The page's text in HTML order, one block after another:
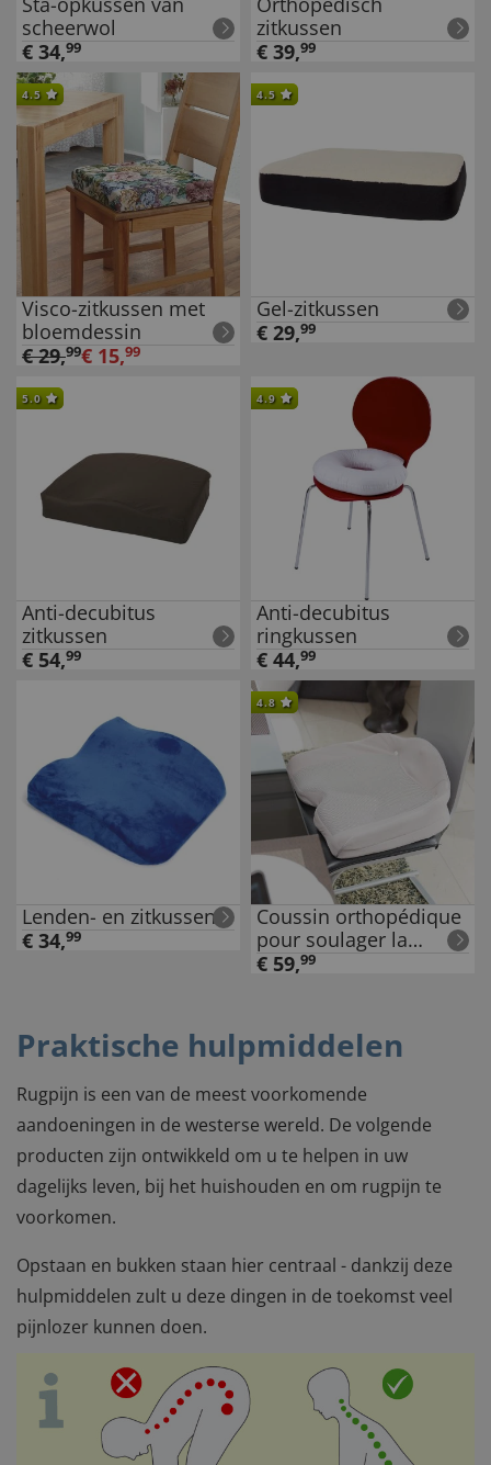
scheerwol
€ 34,99
zitkussen
€ 39,99
4.5
Visco-zitkussen met
bloemdessin
€29,99€ 15,99
4.5
Gel-zitkussen
€ 29,99
5.0
Anti-decubitus
zitkussen
€ 54,99
4.9
Anti-decubitus
ringkussen
€ 44,99
Lenden- en zitkussen
€ 34,99
4.8
Coussin orthopédique
pour soulager la
pression
€ 59,99
Praktische hulpmiddelen
Rugpijn is een van de meest voorkomende
aandoeningen in de westerse wereld. De volgende
producten zijn ontwikkeld om u te helpen in uw
dagelijks leven, bij het huishouden en om rugpijn te
voorkomen.
Opstaan en bukken staan hier centraal - dankzij deze
hulpmiddelen zult u deze dingen in de toekomst veel
pijnlozer kunnen doen.